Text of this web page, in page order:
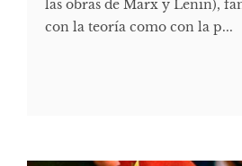
las obras de Marx y Lenin),
con la teoría como con la p...